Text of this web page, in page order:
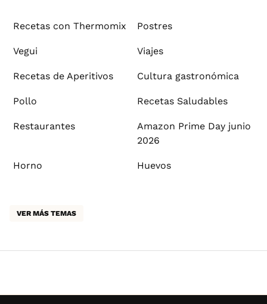
Recetas con Thermomix Postres
Vegui Viajes
Recetas de Aperitivos Cultura gastronómica
Pollo Recetas Saludables
Restaurantes
Amazon Prime Day junio
2026
Horno Huevos
VER MÁS TEMAS